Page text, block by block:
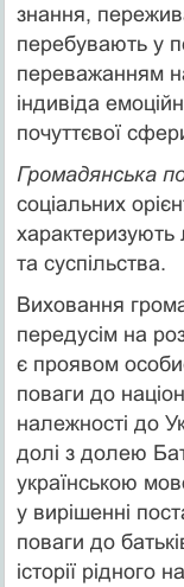
знання,
перебувають у
переважанням
індивіда
почуттєвої
Громадянська
соціальних
та суспільства.
Виховання
передусім на
є проявом
поваги до
належності до
долі з долею
українською
у вирішенні
поваги до
історії рідного